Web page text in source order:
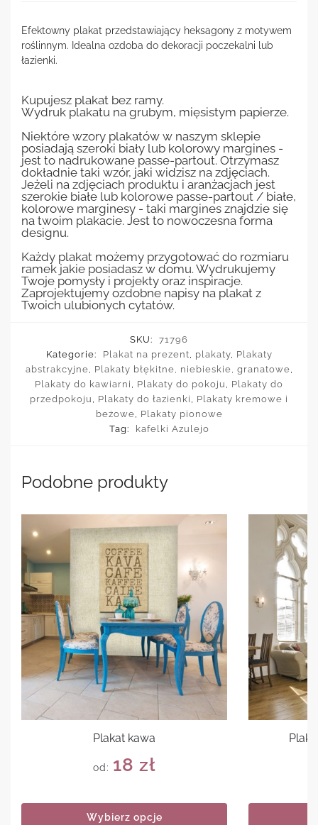
Efektowny plakat przedstawiający heksagony z motywem
roślinnym. Idealna ozdoba do dekoracji poczekalni lub
łazienki.
Kupujesz plakat bez ramy.
Wydruk plakatu na grubym, mięsistym papierze.
Niektóre wzory plakatów w naszym sklepie
posiadają szeroki biały lub kolorowy margines -
jest to nadrukowane passe-partout. Otrzymasz
dokładnie taki wzór, jaki widzisz na zdjęciach.
Jeżeli na zdjęciach produktu i aranżacjach jest
szerokie białe lub kolorowe passe-partout / białe,
kolorowe marginesy - taki margines znajdzie się
na twoim plakacie. Jest to nowoczesna forma
designu.
Każdy plakat możemy przygotować do rozmiaru
ramek jakie posiadasz w domu. Wydrukujemy
Twoje pomysły i projekty oraz inspiracje.
Zaprojektujemy ozdobne napisy na plakat z
Twoich ulubionych cytatów.
SKU:
71796
Kategorie:
Plakat na prezent plakaty, Plakaty
abstrakcyjne
Plakaty błękitne, niebieskie, granatowe
Plakaty do kawiarni
Plakaty do pokoju
Plakaty do
przedpokoju
Plakaty do łazienki
Plakaty kremowe i
beżowe
Plakaty pionowe
Tag:
kafelki Azulejo
Podobne produkty
Plakat kawa
od: 18 zł
Wybierz opcje